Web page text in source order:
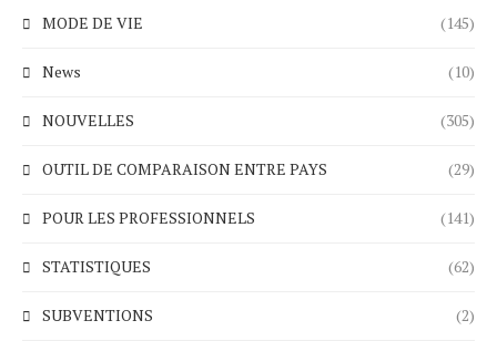
MODE DE VIE (145)
News (10)
NOUVELLES (305)
OUTIL DE COMPARAISON ENTRE PAYS (29)
POUR LES PROFESSIONNELS (141)
STATISTIQUES (62)
SUBVENTIONS (2)